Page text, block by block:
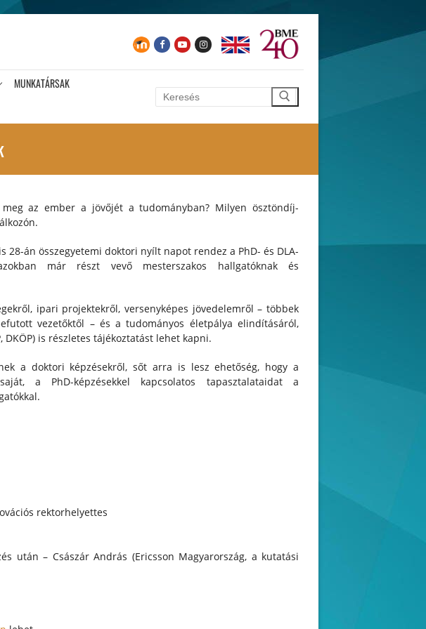
MUNKATÁRSAK
Keresése:
az ember a jövőjét a tudományban? Milyen ösztöndíj-
án összegyetemi doktori nyílt napot rendez a PhD- és DLA-
már részt vevő mesterszakos hallgatóknak és
ipari projektekről, versenyképes jövedelemről – többek
vezetőktől – és a tudományos életpálya elindításáról,
DKÖP) is részletes tájékoztatást lehet kapni.
a doktori képzésekről, sőt arra is lesz ehetőség, hogy a
a PhD-képzésekkel kapcsolatos tapasztalataidat a
rektorhelyettes
után – Császár András (Ericsson Magyarország, a kutatási